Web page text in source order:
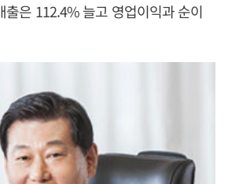
출은 112.4% 늘고 영업이익과 순이